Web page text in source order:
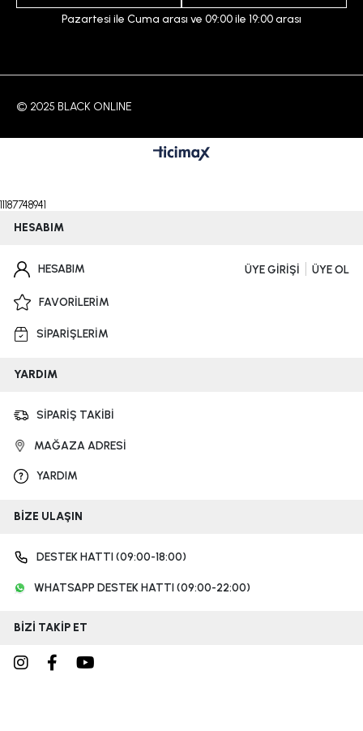
Pazartesi ile Cuma arası ve 09:00 ile 19:00 arası
© 2025 BLACK ONLINE
11187748941
HESABIM
HESABIM ÜYE GİRİŞİ ÜYE OL
FAVORİLERİM
SİPARİŞLERİM
YARDIM
SİPARİŞ TAKİBİ
MAĞAZA ADRESİ
YARDIM
BİZE ULAŞIN
DESTEK HATTI (09:00-18:00)
WHATSAPP DESTEK HATTI (09:00-22:00)
BİZİ TAKİP ET